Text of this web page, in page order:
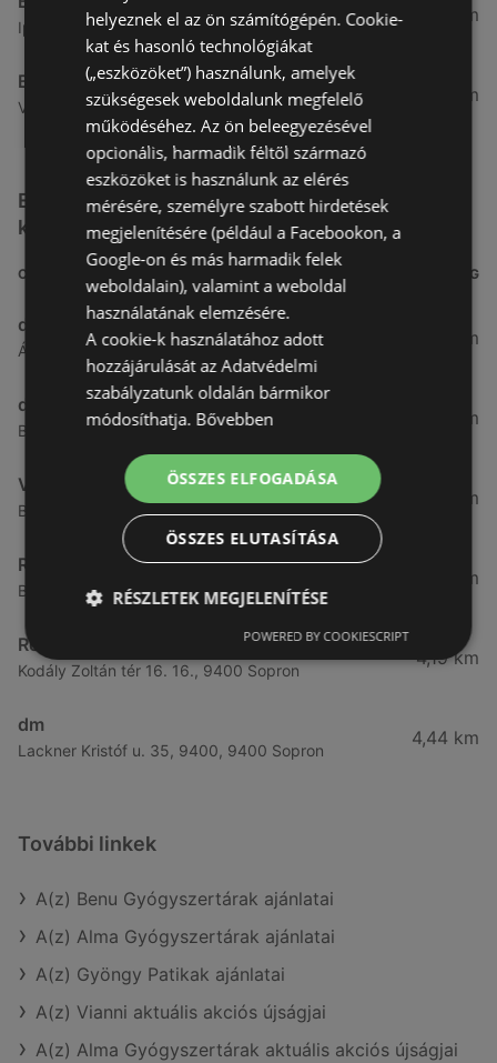
Ipar Körút 30, 9400 Sopron
7,03 km
Benu Gyógyszertárak
Vasút Sor 1, 9432 Fertőd
26,99 km
Egyéb Kozmetikumok és Drogéria üzletek a
közelben
CÍM TÁVOLSÁG
dm
Ágfalvi út 4, 9400, 9400 Sopron
3,26 km
dm
Besenyő u. 23, 9400 Sopron
3,28 km
Vianni
Bánfalvi út 14., 9400 Sopron
3,57 km
Rossmann
Bánfalvi út 6-8., 9400 Sopron
3,83 km
Rossmann
Kodály Zoltán tér 16. 16., 9400 Sopron
4,19 km
dm
Lackner Kristóf u. 35, 9400, 9400 Sopron
4,44 km
További linkek
A(z) Benu Gyógyszertárak ajánlatai
A(z) Alma Gyógyszertárak ajánlatai
A(z) Gyöngy Patikak ajánlatai
A(z) Vianni aktuális akciós újságjai
A(z) Alma Gyógyszertárak aktuális akciós újságjai
helyeznek el az ön számítógépén. Cookie-
kat és hasonló technológiákat
(„eszközöket”) használunk, amelyek
szükségesek weboldalunk megfelelő
működéséhez. Az ön beleegyezésével
opcionális, harmadik féltől származó
eszközöket is használunk az elérés
mérésére, személyre szabott hirdetések
megjelenítésére (például a Facebookon, a
Google-on és más harmadik felek
weboldalain), valamint a weboldal
használatának elemzésére.
A cookie-k használatához adott
hozzájárulását az Adatvédelmi
szabályzatunk oldalán bármikor
módosíthatja. Bővebben
ÖSSZES ELFOGADÁSA
ÖSSZES ELUTASÍTÁSA
RÉSZLETEK MEGJELENÍTÉSE
POWERED BY COOKIESCRIPT